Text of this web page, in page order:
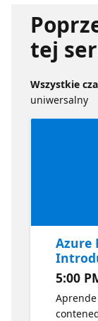
tej
Wszystkie
uniwersalny
Azure
5:00